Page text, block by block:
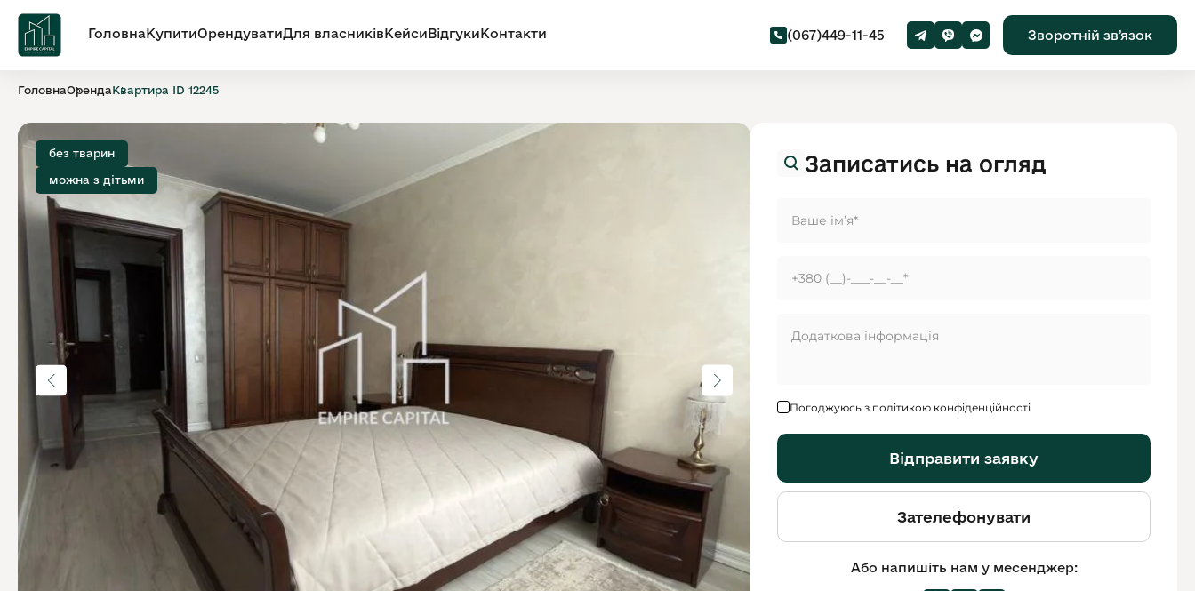
ГоловнаКупитиОрендуватиДля власниківКейсиВідгукиКонтакти (067)449-11-45 Зворотній звʼязок
ГоловнаОрендаКвартира ID 12245
без тварин
можна з дітьми
Записатись на огляд
Погоджуюсь з політикою конфіденційності
Відправити заявку
Зателефонувати
Або напишіть нам у месенджер: